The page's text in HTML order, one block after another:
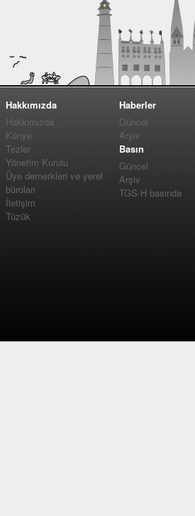
Hakkımızda
Hakkımızda
Künye
Tezler
Yönetim Kurulu
Üye dernerkleri ve yerel
büroları
İletişim
Tüzük
Haberler
Güncel
Arşiv
Basın
Güncel
Arşiv
TGS-H basında